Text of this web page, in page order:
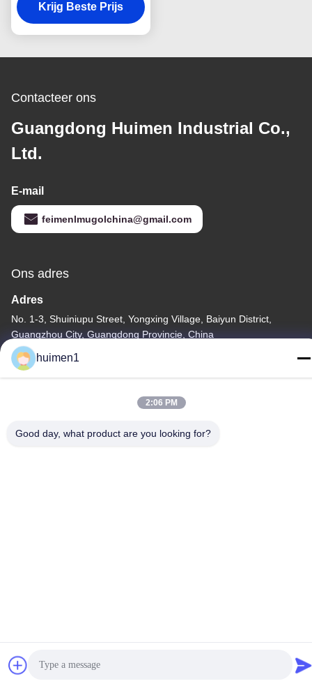
JFB190-041 voor Great
Wall Wingle 5 2.8TC
Krijg Beste Prijs
Contacteer ons
Guangdong Huimen Industrial Co.,
Ltd.
E-mail
feimenlmugolchina@gmail.com
Ons adres
Adres
No. 1-3, Shuiniupu Street, Yongxing Village, Baiyun District,
Guangzhou City, Guangdong Provincie, China
Tel.
86-18929562701
huimen1
2:06 PM
Good day, what product are you looking for?